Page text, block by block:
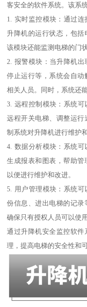
客安全的软件系统。该系
1. 实时监控模块：通过
升降机的运行状态，包括
该模块还能监测电梯的门
2. 报警模块：当升降机
停止运行等，系统会自
相关人员。同时，系统还
3. 远程控制模块：系统
远程开关电梯、调整运
制系统对升降机进行维护
4. 数据分析模块：系统可
生成报表和图表，帮助管
以便进行维护和改进。
5. 用户管理模块：系统
份信息、进出电梯的记录
确保只有授权人员可以使
通过升降机安全监控软
理，提高电梯的安全性和